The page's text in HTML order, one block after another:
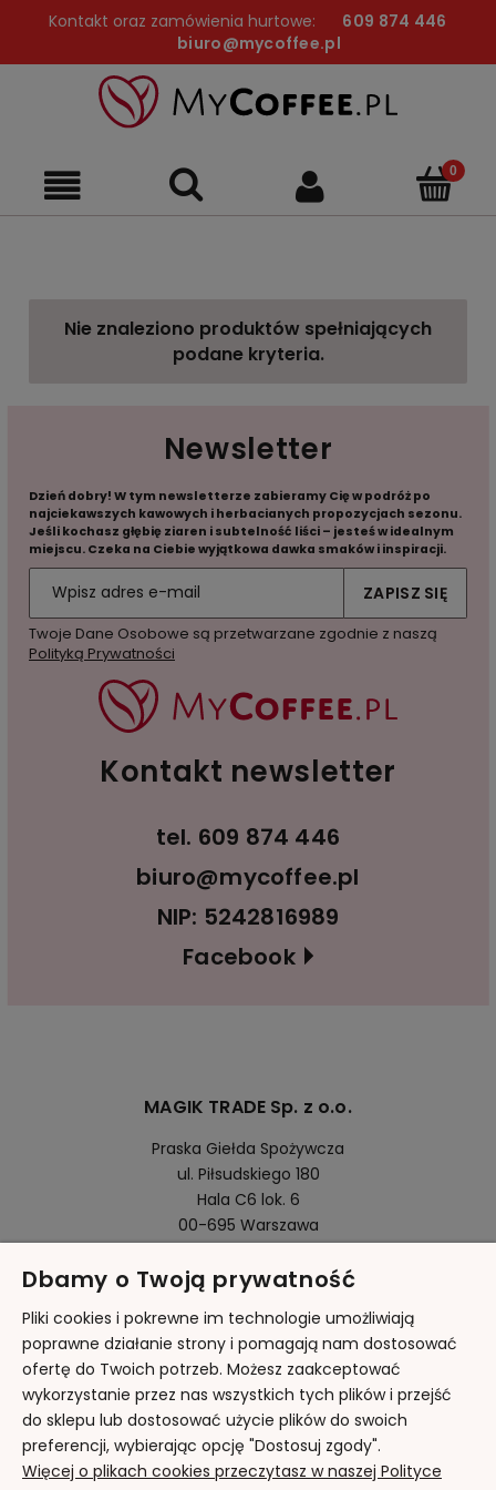
Kontakt oraz zamówienia hurtowe:
609 874 446
biuro@mycoffee.pl
Nie znaleziono produktów spełniających
podane kryteria.
Newsletter
Dzień dobry! W tym newsletterze zabieramy Cię w podróż po
najciekawszych kawowych i herbacianych propozycjach sezonu.
Jeśli kochasz głębię ziaren i subtelność liści – jesteś w idealnym
miejscu. Czeka na Ciebie wyjątkowa dawka smaków i inspiracji.
ZAPISZ SIĘ
Twoje Dane Osobowe są przetwarzane zgodnie z naszą
Polityką Prywatności
Kontakt newsletter
tel. 609 874 446
biuro@mycoffee.pl
NIP: 5242816989
Facebook
MAGIK TRADE Sp. z o.o.
Praska Giełda Spożywcza
ul. Piłsudskiego 180
Hala C6 lok. 6
00-695 Warszawa
Pomoc
Moje konto
Płatności i dostawa
Informacje
Dbamy o Twoją prywatność
Pliki cookies i pokrewne im technologie umożliwiają
poprawne działanie strony i pomagają nam dostosować
ofertę do Twoich potrzeb. Możesz zaakceptować
wykorzystanie przez nas wszystkich tych plików i przejść
do sklepu lub dostosować użycie plików do swoich
preferencji, wybierając opcję "Dostosuj zgody".
Więcej o plikach cookies przeczytasz w naszej Polityce